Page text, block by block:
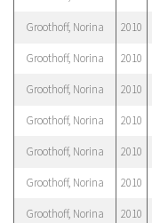
Groothoff, Norina 2010
Groothoff, Norina 2010
Groothoff, Norina 2010
Groothoff, Norina 2010
Groothoff, Norina 2010
Groothoff, Norina 2010
Groothoff, Norina 2010